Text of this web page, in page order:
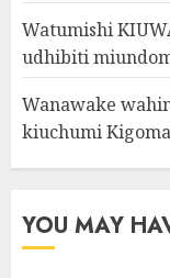
Watumishi
udhibiti
Wanawake
kiuchumi Kigoma
YOU MAY